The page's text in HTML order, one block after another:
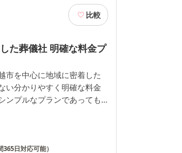
比較
た葬儀社 明確な料金プ
市を中心に地域に密着した
い分かりやすく明確な料金
ンプルなプランであっても
望をしっかり伺いますの
葬儀をご検討中の方は、
365日対応可能）